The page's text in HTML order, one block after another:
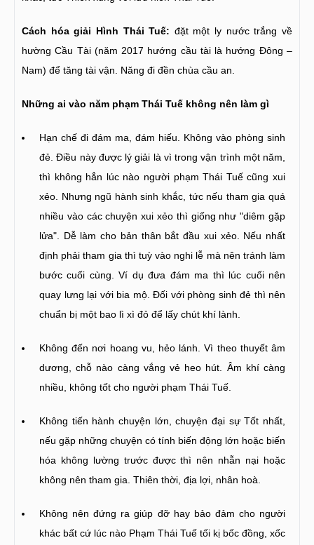
Cách hóa giải Hình Thái Tuế: đặt một ly nước trắng về
hường Cầu Tài (năm 2017 hướng cầu tài là hướng Đông –
Nam) để tăng tài vận. Năng đi đền chùa cầu an.
Những ai vào năm phạm Thái Tuế không nên làm gì
Hạn chế đi đám ma, đám hiếu. Không vào phòng sinh
đẻ. Điều này được lý giải là vì trong vận trình một năm,
thì không hẳn lúc nào người phạm Thái Tuế cũng xui
xẻo. Nhưng ngũ hành sinh khắc, tức nếu tham gia quá
nhiều vào các chuyện xui xẻo thì giống như "diêm gặp
lửa". Dễ làm cho bản thân bắt đầu xui xẻo. Nếu nhất
định phải tham gia thì tuỳ vào nghi lễ mà nên tránh làm
bước cuối cùng. Ví dụ đưa đám ma thì lúc cuối nên
quay lưng lại với bia mộ. Đối với phòng sinh đẻ thì nên
chuẩn bị một bao lì xì đỏ để lấy chút khí lành.
Không đến nơi hoang vu, hẻo lánh. Vì theo thuyết âm
dương, chỗ nào càng vắng vẻ heo hút. Âm khí càng
nhiều, không tốt cho người phạm Thái Tuế.
Không tiến hành chuyện lớn, chuyện đại sự Tốt nhất,
nếu gặp những chuyện có tính biến động lớn hoặc biến
hóa không lường trước được thì nên nhẫn nại hoặc
không nên tham gia. Thiên thời, địa lợi, nhân hoà.
Không nên đứng ra giúp đỡ hay bảo đảm cho người
khác bất cứ lúc nào Phạm Thái Tuế tối kị bốc đồng, xốc